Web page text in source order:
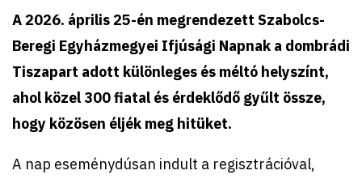
A 2026. április 25-én megrendezett Szabolcs-
Beregi Egyházmegyei Ifjúsági Napnak a dombrádi
Tiszapart adott különleges és méltó helyszínt,
ahol közel 300 fiatal és érdeklődő gyűlt össze,
hogy közösen éljék meg hitüket.
A nap eseménydúsan indult a regisztrációval,